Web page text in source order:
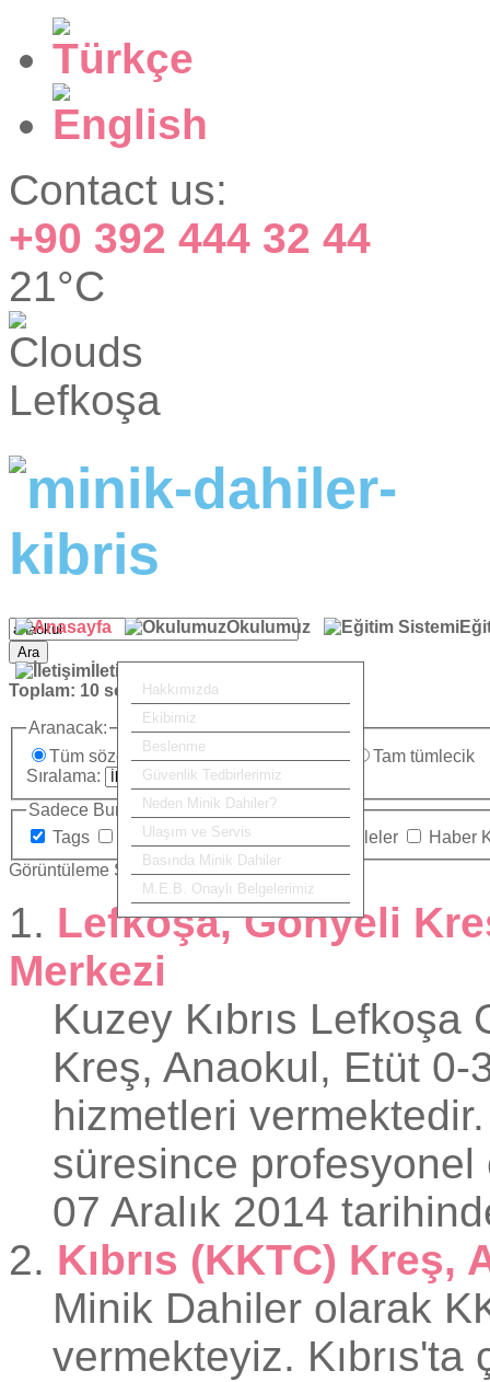
Contact us:
+90 392 444 32 44
21°C
Lefkoşa
Okulumuz
Hakkımızda
Ekibimiz
Beslenme
Güvenlik Tedbirlerimiz
Neden Minik Dahiler?
Ulaşım ve Servis
Basında Minik Dahiler
M.E.B. Onaylı Belgelerimiz
İletişim
Ara
Toplam: 10 sonuç bulundu.
Aranacak:
Tüm sözcükler
Herhangi bir sözcük
Tam tümlecik
Sıralama:
Sadece Burada Ara:
Tags
Kategoriler İletişim Makaleler
Haber
Görüntüleme Sayısı
1. Lefkoşa, Gönyeli
Merkezi
Kuzey Kıbrıs
Kreş, Anaokul, Etüt 0-
hizmetleri
süresince profesyonel
07 Aralık 2014
2. Kıbrıs (KKTC)
Minik Dahiler olarak
vermekteyiz. Kıbrıs'ta